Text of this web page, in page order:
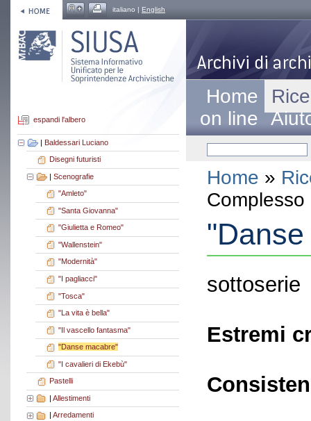
italiano | English
espandi l'albero
| Baldessari Luciano
Disegni futuristi
| Scenografie
"Amleto"
"Santa Giovanna"
"Giulietta e Romeo"
"Wallenstein"
"Modernità"
"I pagliacci"
"Tosca"
"La vita è bella"
"Il vascello fantasma"
"Danse macabre"
"I cavalieri di Ekebù"
Pastelli
| Allestimenti
Arredamenti
Home
on line
Home »
sottoserie
Estremi